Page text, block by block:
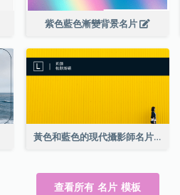
紫色藍色漸變背景名片
黃色和藍色的現代攝影師名片
查看所有 名片 模板